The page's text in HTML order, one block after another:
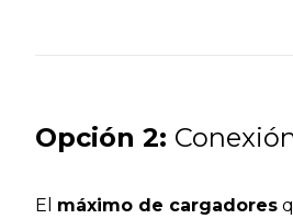
Opción 2:
El máximo de cargadores